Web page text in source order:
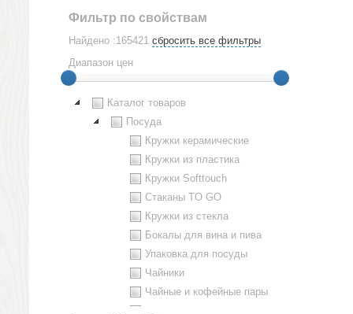
Фильтр по свойствам
Найдено :165421 сбросить все фильтры
Диапазон цен
Каталог товаров
Посуда
Кружки керамические
Кружки из пластика
Кружки Softtouch
Стаканы TO GO
Кружки из стекла
Бокалы для вина и пива
Упаковка для посуды
Чайники
Чайные и кофейные пары